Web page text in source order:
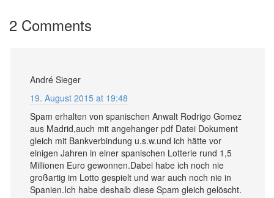
2 Comments
André Sieger
19. August 2015 at 19:48
Spam erhalten von spanischen Anwalt Rodrigo Gomez
aus Madrid,auch mit angehanger pdf Datei Dokument
gleich mit Bankverbindung u.s.w.und ich hätte vor
einigen Jahren in einer spanischen Lotterie rund 1,5
Millionen Euro gewonnen.Dabei habe ich noch nie
großartig im Lotto gespielt und war auch noch nie in
Spanien.Ich habe deshalb diese Spam gleich gelöscht.